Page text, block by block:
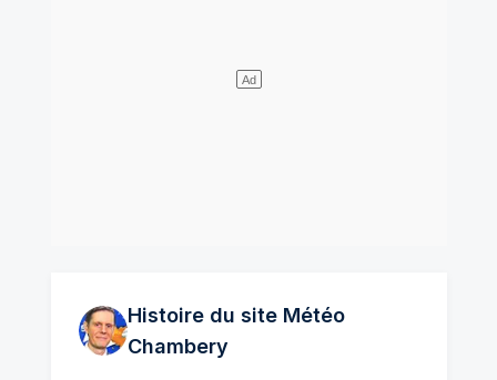
Histoire du site Météo
Chambery